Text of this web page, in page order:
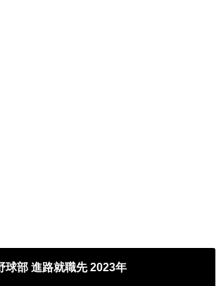
球部 進路就職先 2023年